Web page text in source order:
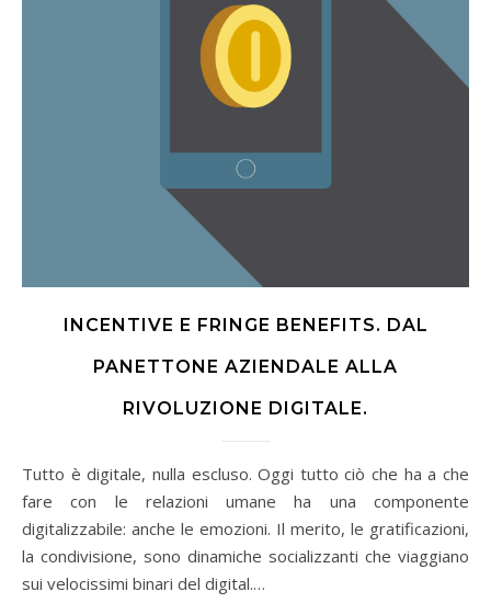
INCENTIVE E FRINGE BENEFITS. DAL
PANETTONE AZIENDALE ALLA
RIVOLUZIONE DIGITALE.
Tutto è digitale, nulla escluso. Oggi tutto ciò che ha a che
fare con le relazioni umane ha una componente
digitalizzabile: anche le emozioni. Il merito, le gratificazioni,
la condivisione, sono dinamiche socializzanti che viaggiano
sui velocissimi binari del digital.…